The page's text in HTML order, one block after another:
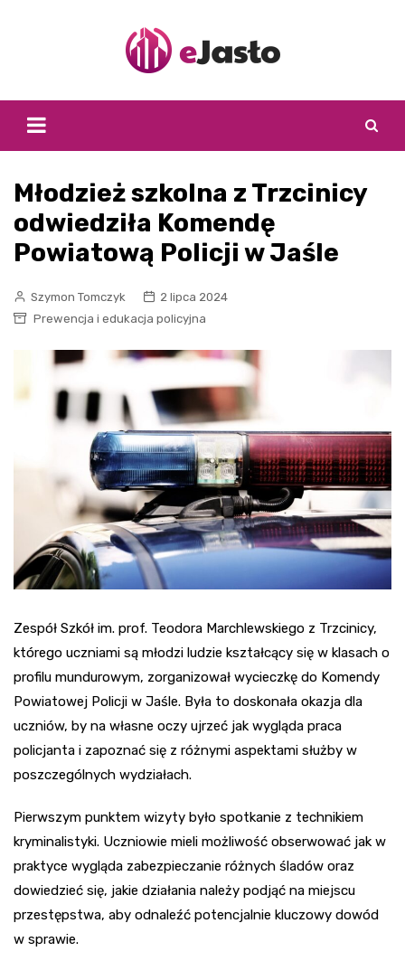
Młodzież szkolna z Trzcinicy
odwiedziła Komendę
Powiatową Policji w Jaśle
Szymon Tomczyk
2 lipca 2024
Prewencja i edukacja policyjna
Zespół Szkół im. prof. Teodora Marchlewskiego z Trzcinicy,
którego uczniami są młodzi ludzie kształcący się w klasach o
profilu mundurowym, zorganizował wycieczkę do Komendy
Powiatowej Policji w Jaśle. Była to doskonała okazja dla
uczniów, by na własne oczy ujrzeć jak wygląda praca
policjanta i zapoznać się z różnymi aspektami służby w
poszczególnych wydziałach.
Pierwszym punktem wizyty było spotkanie z technikiem
kryminalistyki. Uczniowie mieli możliwość obserwować jak w
praktyce wygląda zabezpieczanie różnych śladów oraz
dowiedzieć się, jakie działania należy podjąć na miejscu
przestępstwa, aby odnaleźć potencjalnie kluczowy dowód
w sprawie.